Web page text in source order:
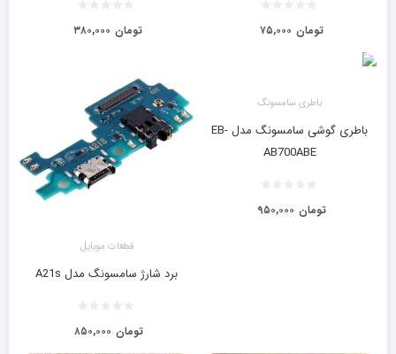
۷۵,۰۰۰ تومان ۳۸۰,۰۰۰ تومان
باطری سامسونگ
باطری گوشی سامسونگ مدل EB-
AB700ABE
۹۵۰,۰۰۰ تومان
قطعات موبایل
برد شارژ سامسونگ مدل A21s
۸۵۰,۰۰۰ تومان